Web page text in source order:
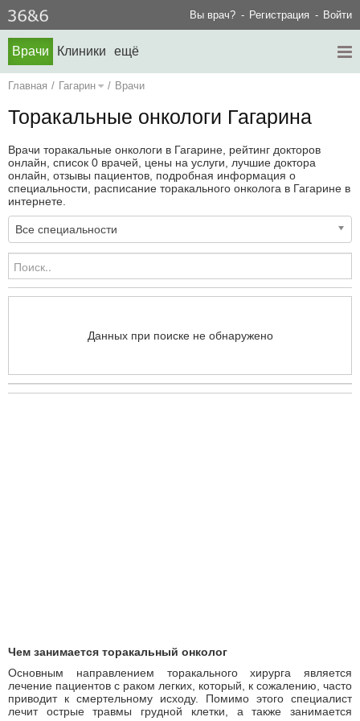
Вы врач? Регистрация Войти
Врачи Клиники ещё
Главная / Гагарин / Врачи
Торакальные онкологи Гагарина
Врачи торакальные онкологи в Гагарине, рейтинг докторов
онлайн, список 0 врачей, цены на услуги, лучшие доктора
онлайн, отзывы пациентов, подробная информация о
специальности, расписание торакального онколога в Гагарине в
интернете.
Все специальности
Данных при поиске не обнаружено
Чем занимается торакальный онколог
Основным направлением торакального хирурга является
лечение пациентов с раком легких, который, к сожалению, часто
приводит к смертельному исходу. Помимо этого специалист
лечит острые травмы грудной клетки, а также занимается